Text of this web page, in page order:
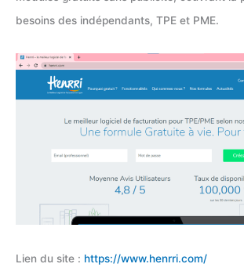
besoins des indépendants, TPE et PME.
Lien du site : https://www.henrri.com/